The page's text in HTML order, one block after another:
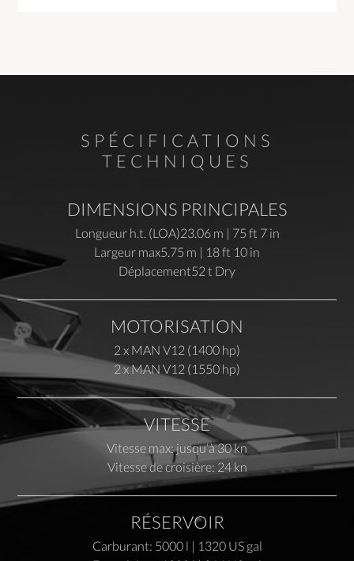
SPÉCIFICATIONS
TECHNIQUES
DIMENSIONS PRINCIPALES
Longueur h.t. (LOA)23.06 m | 75 ft 7 in
Largeur max5.75 m | 18 ft 10 in
Déplacement52 t Dry
MOTORISATION
2 x MAN V12 (1400 hp)
2 x MAN V12 (1550 hp)
VITESSE
Vitesse max: jusqu’à 30 kn
Vitesse de croisière: 24 kn
RÉSERVOIR
Carburant: 5000 l | 1320 US gal